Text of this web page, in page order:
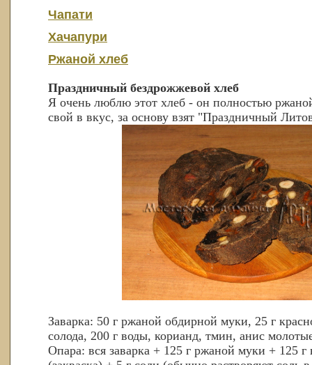
Чапати
Хачапури
Ржаной хлеб
Праздничный бездрожжевой хлеб
Я очень люблю этот хлеб - он полностью
свой в вкус, за основу взят "Праздничный
Заварка: 50 г ржаной обдирной муки, 25 г
солода, 200 г воды, корианд, тмин, анис
Опара: вся заварка + 125 г ржаной муки + 125 г